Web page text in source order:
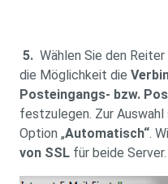
5. Wählen Sie den Reiter
die Möglichkeit die
Posteingangs- bzw.
festzulegen. Zur Auswahl
Option „Automatisch“.
von SSL für beide Server.